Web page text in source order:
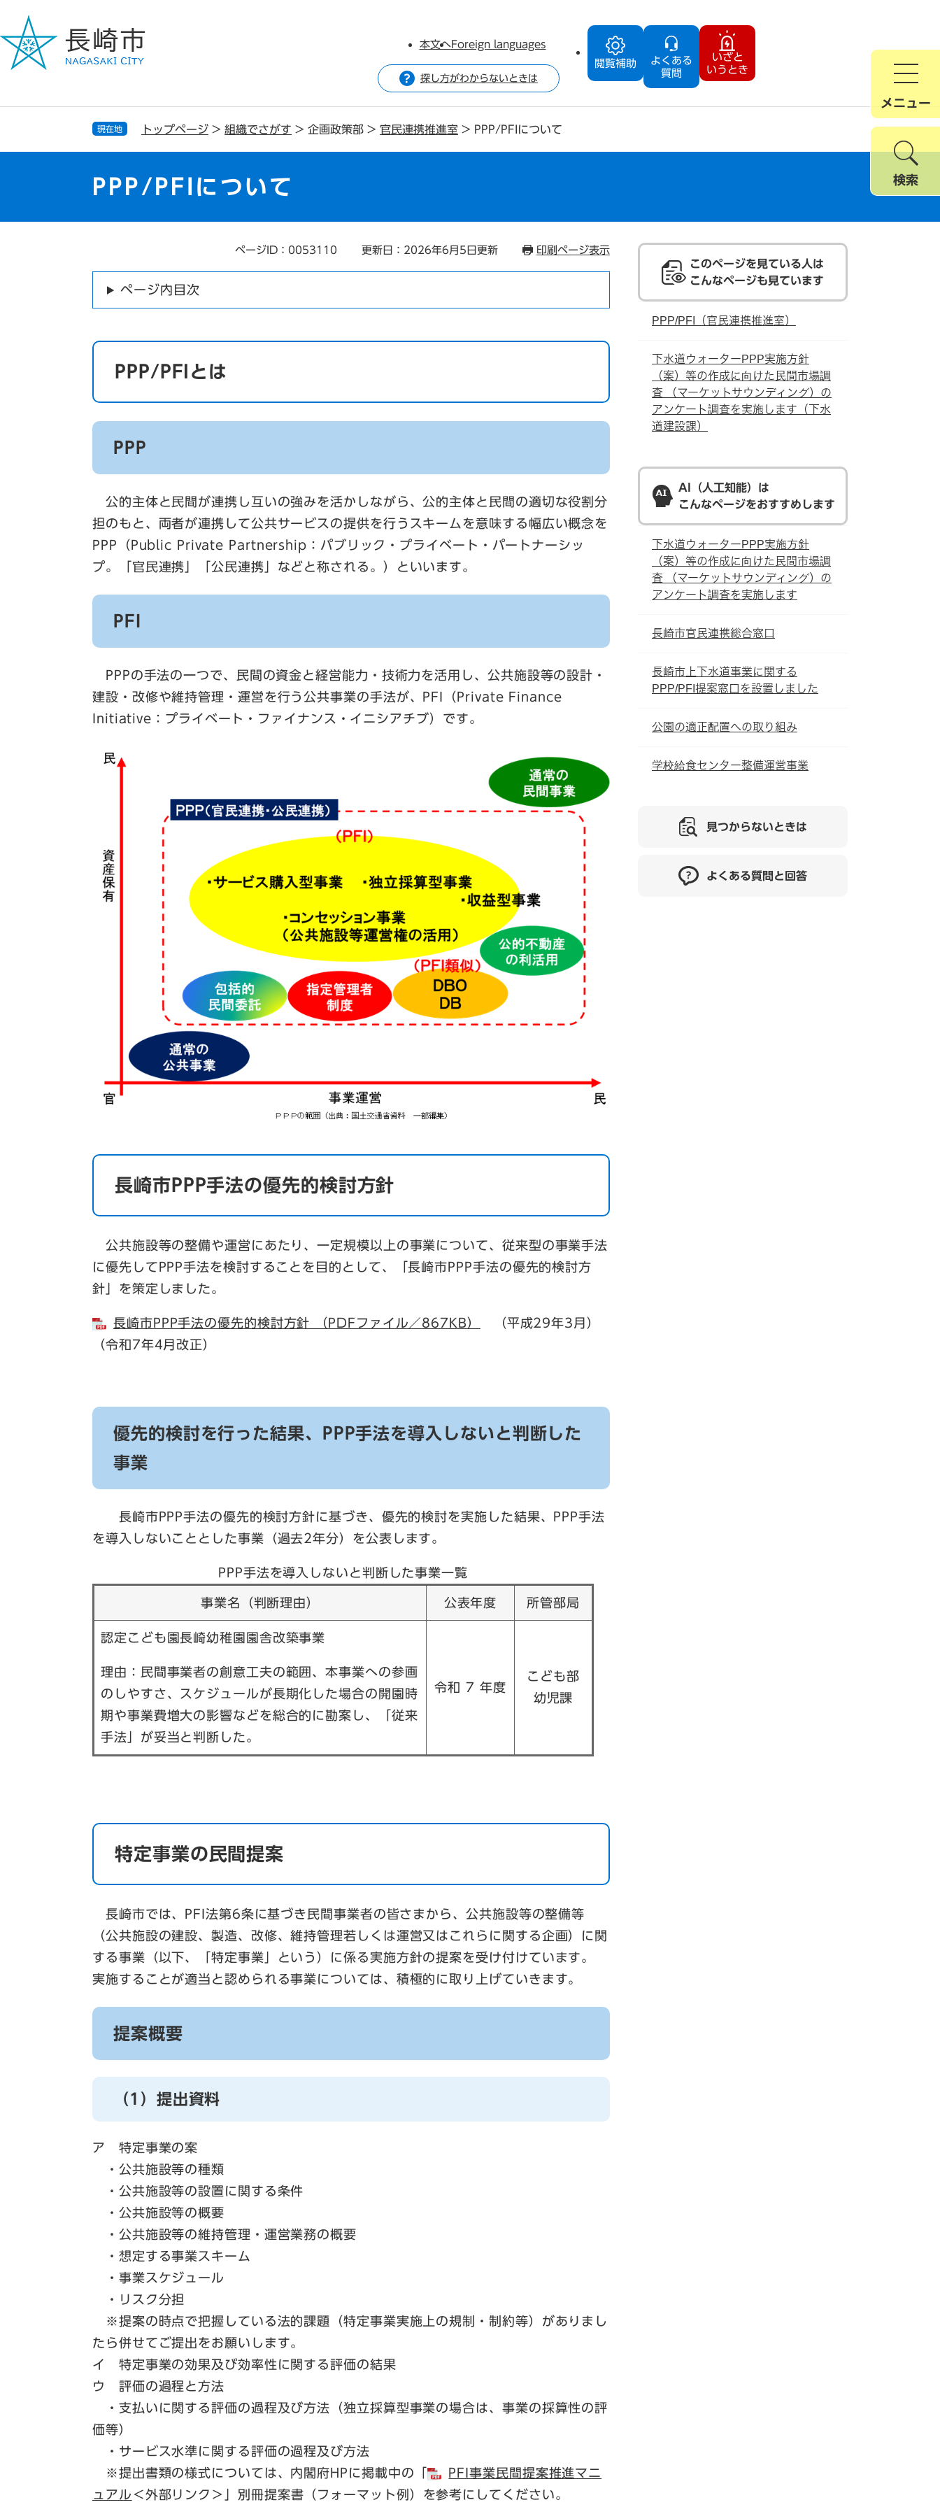
ジ
で
ュ
ば
閲覧補助
よくある
質問
いざと
いうとき
本文へForeign languages
探し方がわからないときは
メニュー
検索
現在地 トップページ > 組織でさがす > 企画政策部 > 官民連携推進室 > PPP/PFIについて
PPP/PFIについて
ページID：0053110 更新日：2026年6月5日更新 印刷ページ表示
ページ内目次
PPP/PFIとは
PPP
公的主体と民間が連携し互いの強みを活かしながら、公的主体と民間の適切な役割分
担のもと、両者が連携して公共サービスの提供を行うスキームを意味する幅広い概念を
PPP（Public Private Partnership：パブリック・プライベート・パートナーシッ
プ。「官民連携」「公民連携」などと称される。）といいます。
PFI
PPPの手法の一つで、民間の資金と経営能力・技術力を活用し、公共施設等の設計・
建設・改修や維持管理・運営を行う公共事業の手法が、PFI（Private Finance
Initiative：プライベート・ファイナンス・イニシアチブ）です。
長崎市PPP手法の優先的検討方針
公共施設等の整備や運営にあたり、一定規模以上の事業について、従来型の事業手法
に優先してPPP手法を検討することを目的として、「長崎市PPP手法の優先的検討方
針」を策定しました。
長崎市PPP手法の優先的検討方針 （PDFファイル／867KB）
（平成29年3月）
（令和7年4月改正）
優先的検討を行った結果、PPP手法を導入しないと判断した
事業
長崎市PPP手法の優先的検討方針に基づき、優先的検討を実施した結果、PPP手法
を導入しないこととした事業（過去2年分）を公表します。
PPP手法を導入しないと判断した事業一覧
事業名（判断理由） 公表年度 所管部局
認定こども園長崎幼稚園園舎改築事業
理由：民間事業者の創意工夫の範囲、本事業への参画
のしやすさ、スケジュールが長期化した場合の開園時
期や事業費増大の影響などを総合的に勘案し、「従来
手法」が妥当と判断した。
令和 7 年度
こども部
幼児課
特定事業の民間提案
長崎市では、PFI法第6条に基づき民間事業者の皆さまから、公共施設等の整備等
（公共施設の建設、製造、改修、維持管理若しくは運営又はこれらに関する企画）に関
する事業（以下、「特定事業」という）に係る実施方針の提案を受け付けています。
​実施することが適当と認められる事業については、積極的に取り上げていきます。
提案概要
（1）提出資料
ア 特定事業の案
・公共施設等の種類
・公共施設等の設置に関する条件
・公共施設等の概要
・公共施設等の維持管理・運営業務の概要
・想定する事業スキーム
・事業スケジュール
・リスク分担
※提案の時点で把握している法的課題（特定事業実施上の規制・制約等）がありまし
たら併せてご提出をお願いします。
イ 特定事業の効果及び効率性に関する評価の結果
ウ 評価の過程と方法
・支払いに関する評価の過程及び方法（独立採算型事業の場合は、事業の採算性の評
価等）
・サービス水準に関する評価の過程及び方法
※提出書類の様式については、内閣府HPに掲載中の「
PFI事業民間提案推進マニ
ュアル ＜外部リンク＞ 」別冊提案書（フォーマット例）を参考にしてください。
このページを見ている人は
こんなページも見ています
PPP/PFI（官民連携推進室）
下水道ウォーターPPP実施方針
（案）等の作成に向けた民間市場調
査 （マーケットサウンディング）の
アンケート調査を実施します（下水
道建設課）
AI（人工知能）は
こんなページをおすすめします
下水道ウォーターPPP実施方針
（案）等の作成に向けた民間市場調
査 （マーケットサウンディング）の
アンケート調査を実施します
長崎市官民連携総合窓口
長崎市上下水道事業に関する
PPP/PFI提案窓口を設置しました
公園の適正配置への取り組み
学校給食センター整備運営事業
見つからないときは
よくある質問と回答